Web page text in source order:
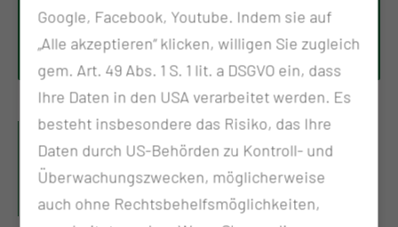
VERSORGUNG VON
CHRONISCHEN WUNDEN IN
VERTRAUTER UMGEBUNG
Tel.:+49 355 4679 404
Per E-Mail kontaktieren
Google, Facebook, Youtube. Indem sie auf
„Alle akzeptieren“ klicken, willigen Sie zugleich
gem. Art. 49 Abs. 1 S. 1 lit. a DSGVO ein, dass
Ihre Daten in den USA verarbeitet werden. Es
besteht insbesondere das Risiko, das Ihre
Daten durch US-Behörden zu Kontroll- und
Überwachungszwecken, möglicherweise
auch ohne Rechtsbehelfsmöglichkeiten,